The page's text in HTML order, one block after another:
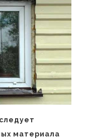
материала